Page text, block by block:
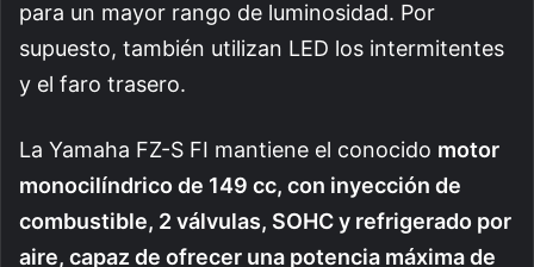
para un mayor rango de luminosidad. Por
supuesto, también utilizan LED los intermitentes
y el faro trasero.
La Yamaha FZ-S FI mantiene el conocido motor
monocilíndrico de 149 cc, con inyección de
combustible, 2 válvulas, SOHC y refrigerado por
aire, capaz de ofrecer una potencia máxima de